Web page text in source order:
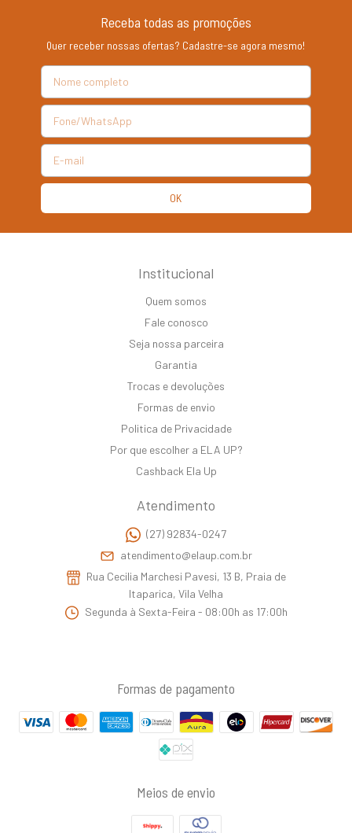
Receba todas as promoções
Quer receber nossas ofertas? Cadastre-se agora mesmo!
Institucional
Quem somos
Fale conosco
Seja nossa parceira
Garantia
Trocas e devoluções
Formas de envio
Politica de Privacidade
Por que escolher a ELA UP?
Cashback Ela Up
Atendimento
(27) 92834-0247
atendimento@elaup.com.br
Rua Cecilia Marchesi Pavesi, 13 B, Praia de
Itaparica, Vila Velha
Segunda à Sexta-Feira - 08:00h as 17:00h
Formas de pagamento
Meios de envio